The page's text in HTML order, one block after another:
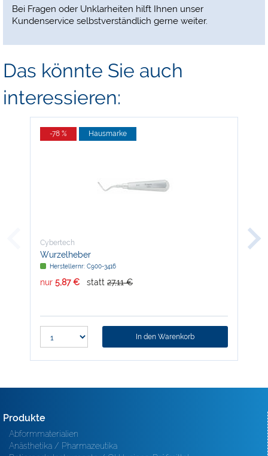
Bei Fragen oder Unklarheiten hilft Ihnen unser
Kundenservice selbstverständlich gerne weiter.
Das könnte Sie auch
interessieren:
-78 % Hausmarke
Cybertech
Wurzelheber
Herstellernr: C900-3416
nur 5,87 € statt 27,11 €
In den Warenkorb
Produkte
Abformmaterialien
Anästhetika / Pharmazeutika